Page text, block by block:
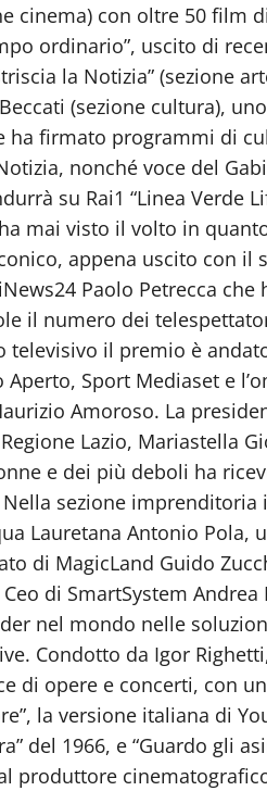
cinema) con oltre 50 film
ordinario”, uscito di
la Notizia” (sezione
(sezione cultura),
ha firmato programmi di
nonché voce del
su Rai1 “Linea Verde
mai visto il volto in
appena uscito con il
Paolo Petrecca
il numero dei
il premio è
Sport Mediaset e
Amoroso. La
Lazio, Mariastella
e dei più deboli ha
sezione imprenditoria
Lauretana Antonio Pola,
di MagicLand Guido
di SmartSystem Andrea
nel mondo nelle
Condotto da Igor
di opere e concerti, con
la versione italiana di
del 1966, e “Guardo gli
produttore